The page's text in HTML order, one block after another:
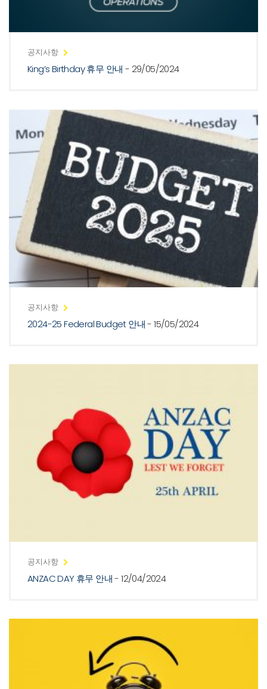
공지사항
King’s Birthday 휴무 안내 - 29/05/2024
공지사항
2024-25 Federal Budget 안내- 15/05/2024
공지사항
ANZAC DAY 휴무 안내- 12/04/2024